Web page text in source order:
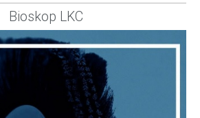
Bioskop LKC